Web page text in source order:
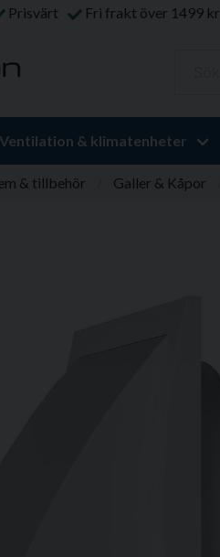
Prisvärt Fri frakt över 1499 kr
Ventilation & klimatenheter
& tillbehör Galler & Kåpor